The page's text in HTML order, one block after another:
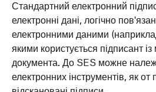
Стандартний електронний
електронні дані, логічно
електронними даними
якими користується підписант
документа. До SES можне
електронних інструментів, як от